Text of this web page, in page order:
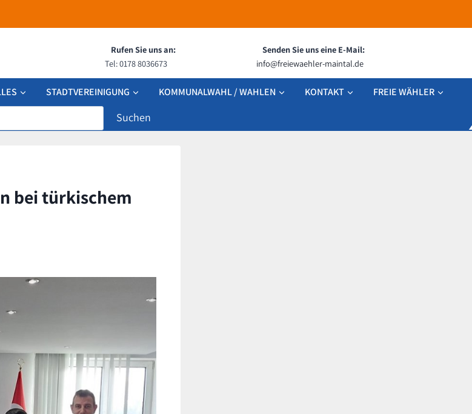
Rufen Sie uns an:
Tel: 0178 8036673
Senden Sie uns eine E-Mail:
info@freiewaehler-maintal.de
STADTVEREINIGUNG KOMMUNALWAHL / WAHLEN KONTAKT
FREIE WÄHLER
bei türkischem